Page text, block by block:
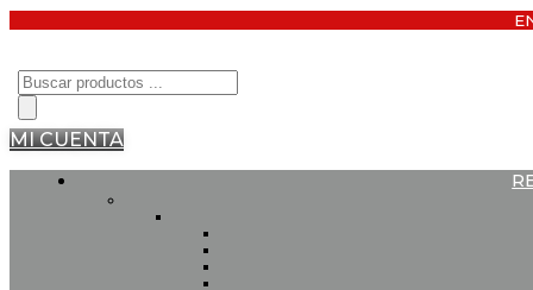
Búsqueda
de
productos
MI CUENTA